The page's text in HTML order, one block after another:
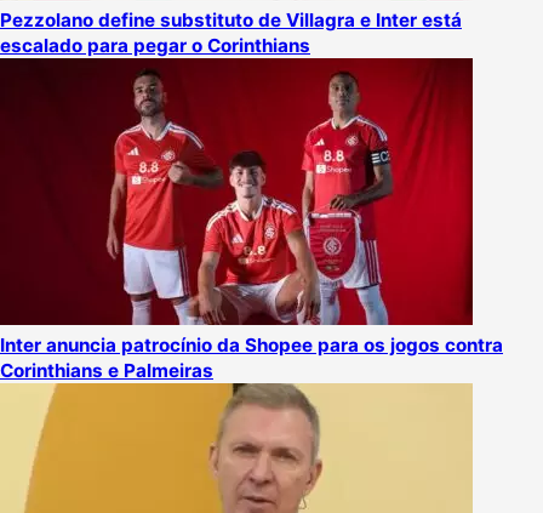
Pezzolano define substituto de Villagra e Inter está
escalado para pegar o Corinthians
Inter anuncia patrocínio da Shopee para os jogos contra
Corinthians e Palmeiras